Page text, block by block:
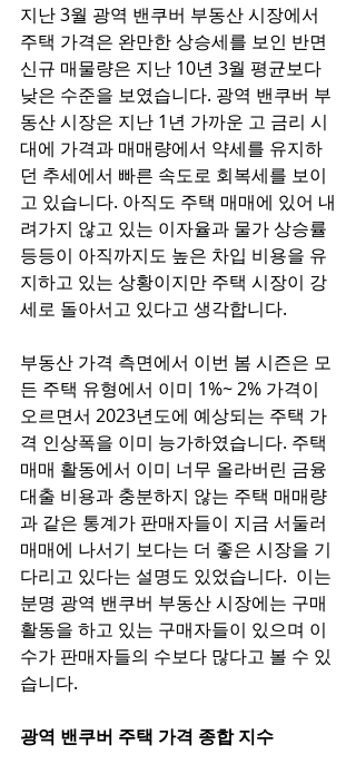
지난 3월 광역 밴쿠버 부동산 시장에서
주택 가격은 완만한 상승세를 보인 반면
신규 매물량은 지난 10년 3월 평균보다
낮은 수준을 보였습니다. 광역 밴쿠버 부
동산 시장은 지난 1년 가까운 고 금리 시
대에 가격과 매매량에서 약세를 유지하
던 추세에서 빠른 속도로 회복세를 보이
고 있습니다. 아직도 주택 매매에 있어 내
려가지 않고 있는 이자율과 물가 상승률
등등이 아직까지도 높은 차입 비용을 유
지하고 있는 상황이지만 주택 시장이 강
세로 돌아서고 있다고 생각합니다.
부동산 가격 측면에서 이번 봄 시즌은 모
든 주택 유형에서 이미 1%~ 2% 가격이
오르면서 2023년도에 예상되는 주택 가
격 인상폭을 이미 능가하였습니다. 주택
매매 활동에서 이미 너무 올라버린 금융
대출 비용과 충분하지 않는 주택 매매량
과 같은 통계가 판매자들이 지금 서둘러
매매에 나서기 보다는 더 좋은 시장을 기
다리고 있다는 설명도 있었습니다.  이는
분명 광역 밴쿠버 부동산 시장에는 구매
활동을 하고 있는 구매자들이 있으며 이
수가 판매자들의 수보다 많다고 볼 수 있
습니다.
광역 밴쿠버 주택 가격 종합 지수